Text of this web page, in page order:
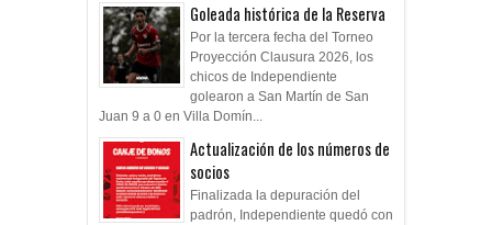
Goleada histórica de la Reserva
Por la tercera fecha del Torneo
Proyección Clausura 2026, los
chicos de Independiente
golearon a San Martín de San
Juan 9 a 0 en Villa Domín...
Actualización de los números de
socios
Finalizada la depuración del
padrón, Independiente quedó con